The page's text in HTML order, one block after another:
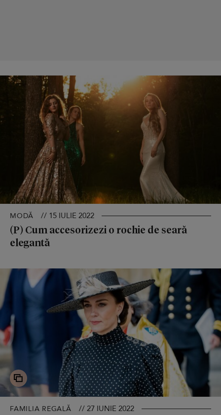
MODĂ // 15 IULIE 2022
(P) Cum accesorizezi o rochie de seară
elegantă
FAMILIA REGALĂ // 27 IUNIE 2022